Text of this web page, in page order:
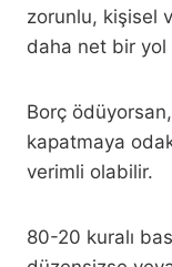
zorunlu, kişisel
daha net bir yol
Borç
kapatmaya
verimli olabilir.
80-20 kuralı